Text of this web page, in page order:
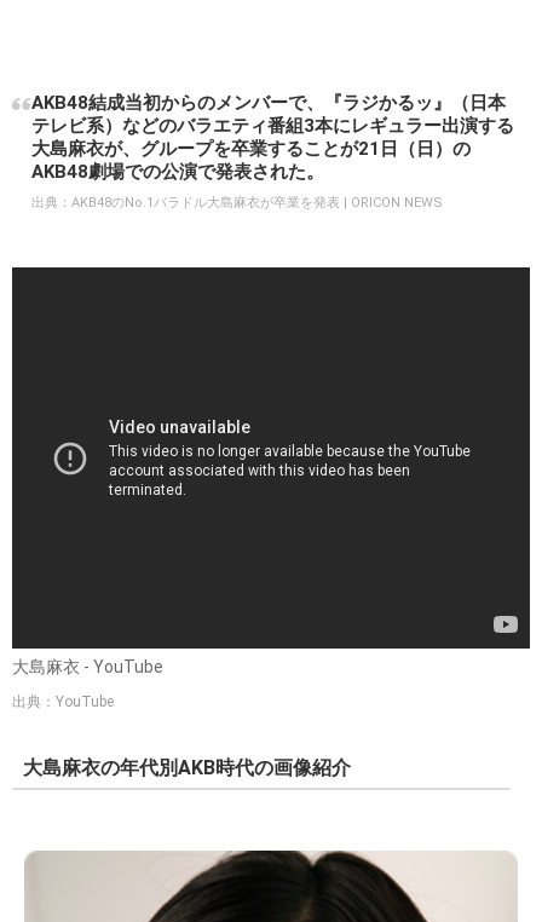
AKB48結成当初からのメンバーで、『ラジかるッ』（日本
テレビ系）などのバラエティ番組3本にレギュラー出演する
大島麻衣が、グループを卒業することが21日（日）の
AKB48劇場での公演で発表された。
出典： AKB48のNo.1バラドル大島麻衣が卒業を発表 | ORICON NEWS
大島麻衣 - YouTube
出典：YouTube
大島麻衣の年代別AKB時代の画像紹介